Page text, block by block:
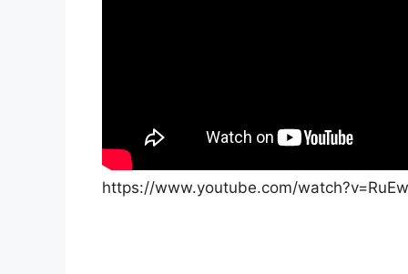
https://www.youtube.com/